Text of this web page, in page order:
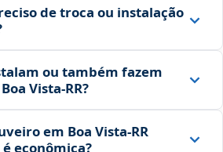
de troca ou instalação
ou também fazem
Vista‑RR?
em Boa Vista‑RR
econômica?